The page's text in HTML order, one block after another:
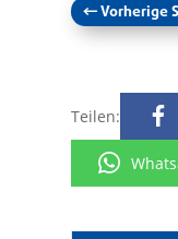
←Vorherige
Teilen: